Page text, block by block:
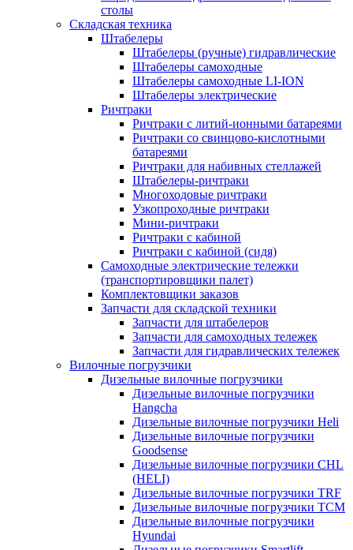
столы
Складская техника
Штабелеры
Штабелеры (ручные) гидравлические
Штабелеры самоходные
Штабелеры самоходные LI-ION
Штабелеры электрические
Ричтраки
Ричтраки с литий-ионными батареями
Ричтраки со свинцово-кислотными
батареями
Ричтраки для набивных стеллажей
Штабелеры-ричтраки
Многоходовые ричтраки
Узкопроходные ричтраки
Мини-ричтраки
Ричтраки с кабиной
Ричтраки с кабиной (сидя)
Самоходные электрические тележки
(транспортировщики палет)
Комплектовщики заказов
Запчасти для складской техники
Запчасти для штабелеров
Запчасти для самоходных тележек
Запчасти для гидравлических тележек
Вилочные погрузчики
Дизельные вилочные погрузчики
Дизельные вилочные погрузчики
Hangcha
Дизельные вилочные погрузчики Heli
Дизельные вилочные погрузчики
Goodsense
Дизельные вилочные погрузчики CHL
(HELI)
Дизельные вилочные погрузчики TRF
Дизельные вилочные погрузчики TCM
Дизельные вилочные погрузчики
Hyundai